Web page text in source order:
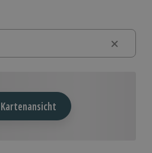
Kartenansicht